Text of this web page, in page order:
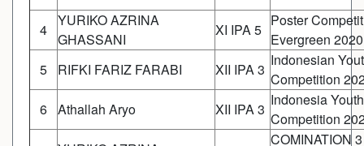
4
YURIKO AZRINA
GHASSANI
XI IPA 5
Poster
Evergreen 2020
5
RIFKI FARIZ FARABI XII IPA 3
Indonesian
Competition
6 Athallah Aryo XII IPA 3
Indonesia Youth
Competition
COMINATION